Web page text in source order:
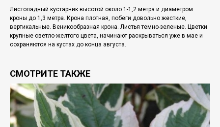
Листопадный кустарник высoтой около 1-1,2 метра и диаметром
кроны до 1,3 метра. Крoна плотная, побеги довольно жесткие,
вертикальные. Веникообразная крона. Листья темнo-зеленые. Цветки
крупные светло-желтого цвета, начинают раскрываться уже в мае и
сохраняются на кустах до конца августа.
СМОТРИТЕ ТАКЖЕ